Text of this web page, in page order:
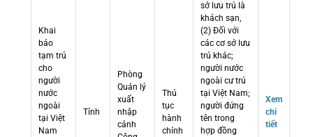
Khai
báo
tạm trú
cho
người
nước
ngoài
tại Việt
Nam
Tỉnh
Phòng
Quản lý
xuất
nhập
cảnh
Thủ
tục
hành
chính
sở lưu trú là
khách sạn,
(2) Đối với
các cơ sở lưu
trú khác;
người nước
ngoài cư trú
tại Việt Nam;
người đứng
tên trong
hợp đồng
Xem
chi
tiết